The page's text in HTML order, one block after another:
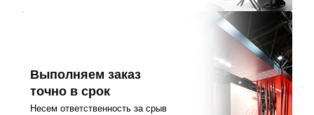
Выполняем заказ
точно в срок
Несем ответственность за срыв